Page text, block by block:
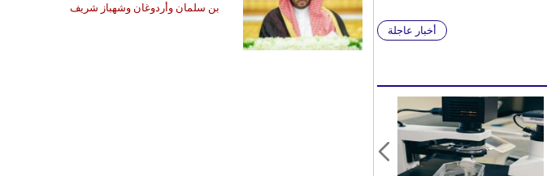
أخبار عاجلة
بن سلمان وأردوغان وشهباز شريف